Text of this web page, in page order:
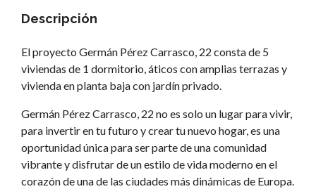
Descripción
El proyecto Germán Pérez Carrasco, 22 consta de 5
viviendas de 1 dormitorio, áticos con amplias terrazas y
vivienda en planta baja con jardín privado.
Germán Pérez Carrasco, 22 no es solo un lugar para vivir,
para invertir en tu futuro y crear tu nuevo hogar, es una
oportunidad única para ser parte de una comunidad
vibrante y disfrutar de un estilo de vida moderno en el
corazón de una de las ciudades más dinámicas de Europa.